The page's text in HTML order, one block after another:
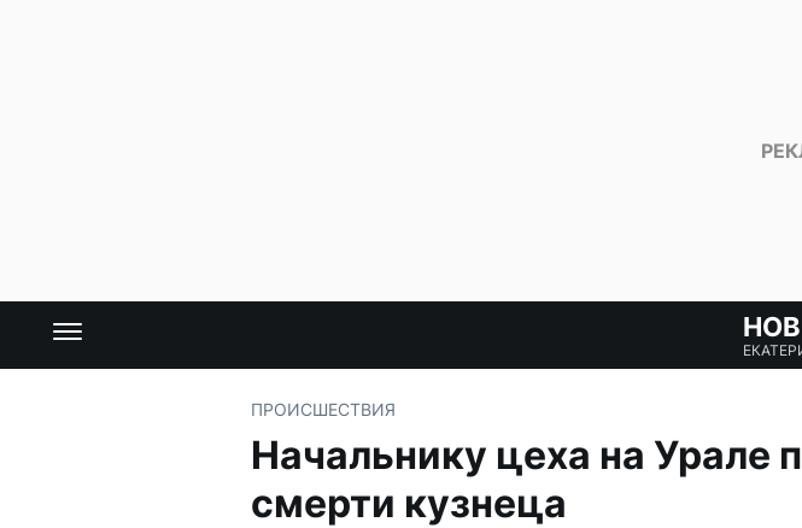
ПРОИСШЕСТВИЯ
Начальнику цеха на Урале
смерти кузнеца